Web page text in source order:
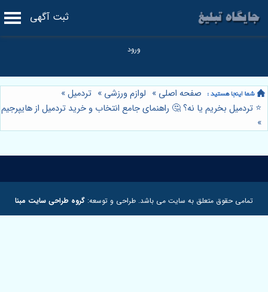
ثبت آگهی
صفحه اصلی » لوازم ورزشی » تردمیل»
⭐️ تردمیل بخریم یا نه؟ 🤔 راهنمای جامع انتخاب و خرید تردمیل از هایپرجیم
»
تمامی حقوق متعلق به سایت می باشد. طراحی و توسعه: گروه طراحی سایت مبنا